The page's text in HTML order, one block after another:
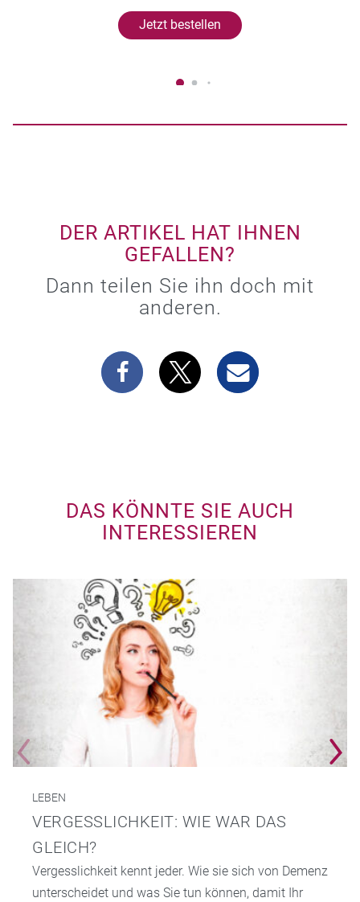
Jetzt bestellen
DER ARTIKEL HAT IHNEN
GEFALLEN?
Dann teilen Sie ihn doch mit
anderen.
DAS KÖNNTE SIE AUCH
INTERESSIEREN
LEBEN
VERGESSLICHKEIT: WIE WAR DAS
GLEICH?
Vergesslichkeit kennt jeder. Wie sie sich von Demenz
unterscheidet und was Sie tun können, damit Ihr